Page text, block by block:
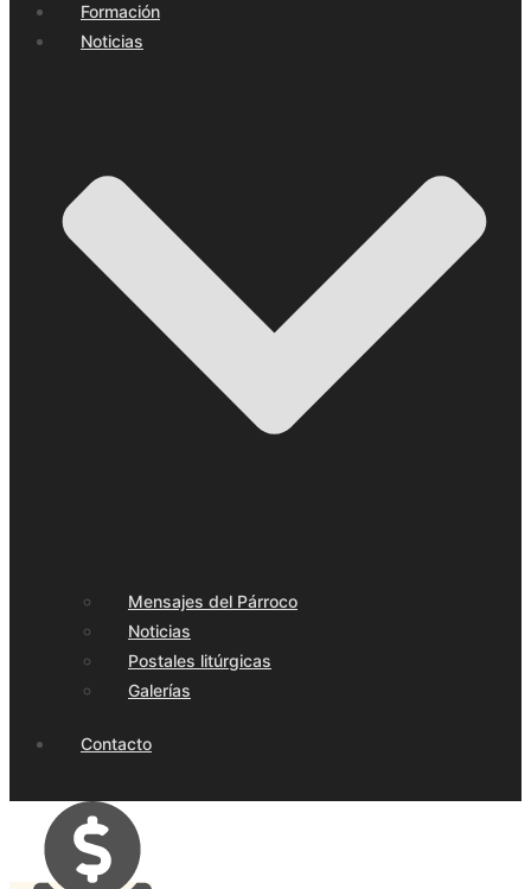
Formación
Noticias
Mensajes del Párroco
Noticias
Postales litúrgicas
Galerías
Contacto